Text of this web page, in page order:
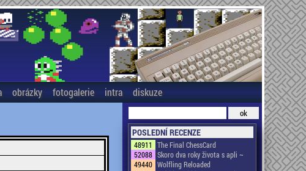
obrázky fotogalerie intra diskuze
POSLEDNÍ RECENZE
48911
The Final ChessCard
52088 Skoro dva roky života s apli ~
49440 Wolfling Reloaded